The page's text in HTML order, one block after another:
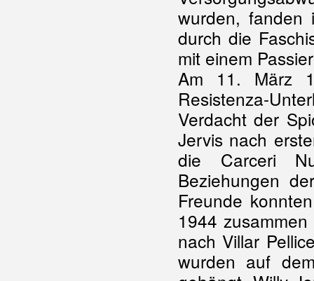
wurden,
durch die
mit einem
Am 11. März
Resistenza-
Verdacht der
Jervis nach
die Carceri
Beziehungen
Freunde
1944
nach Villar
wurden auf